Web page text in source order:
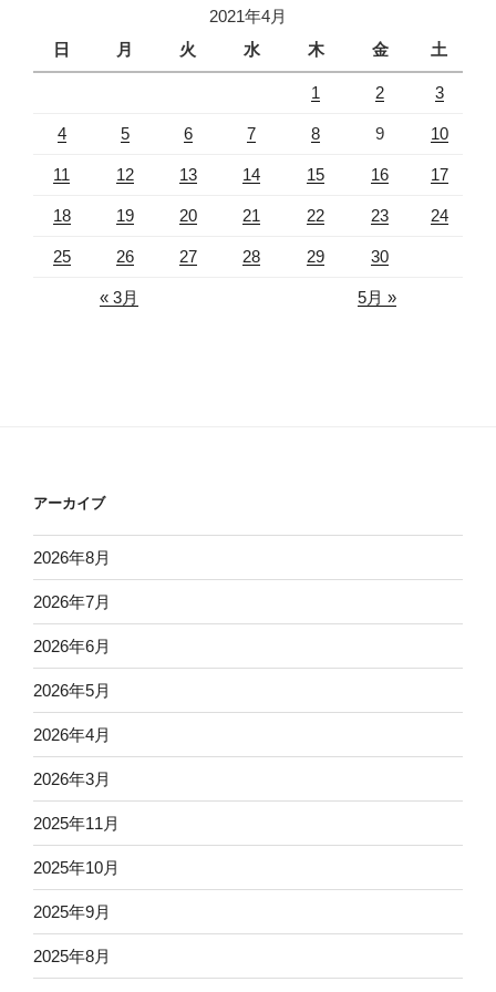
2021年4月
日
月 火 水 木 金 土
1 2 3
4 5 6 7 8 9 10
11 12 13 14 15 16 17
18 19 20 21 22 23 24
25 26 27 28 29 30
« 3月 5月 »
アーカイブ
2026年8月
2026年7月
2026年6月
2026年5月
2026年4月
2026年3月
2025年11月
2025年10月
2025年9月
2025年8月